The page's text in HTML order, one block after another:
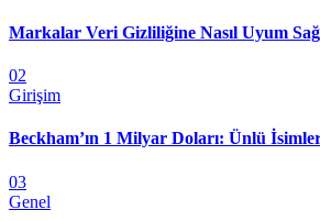
Markalar Veri Gizliliğine Nasıl Uyum
02
Girişim
Beckham’ın 1 Milyar Doları: Ünlü
03
Genel